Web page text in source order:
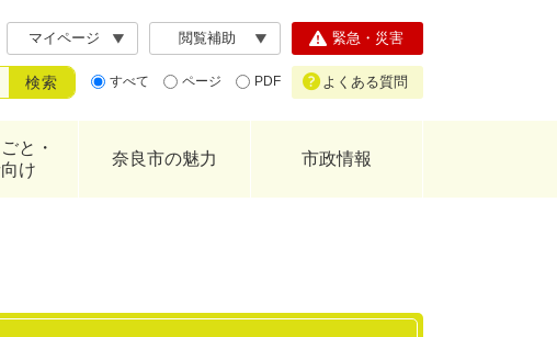
マイページ 閲覧補助
すべて ページ PDF
緊急・災害
よくある質問
と・
け
奈良市の魅力 市政情報